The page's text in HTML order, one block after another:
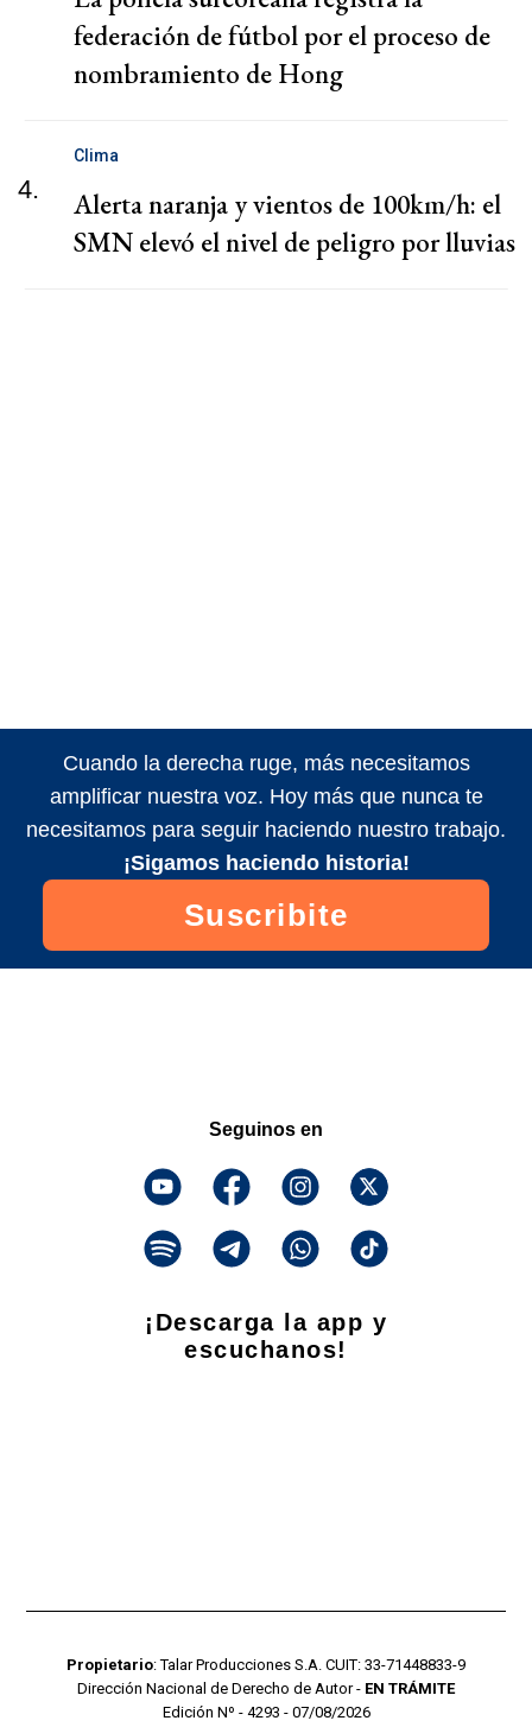
federación de fútbol por el proceso de
nombramiento de Hong
4.
Clima
Alerta naranja y vientos de 100km/h: el
SMN elevó el nivel de peligro por lluvias
Cuando la derecha ruge, más necesitamos
amplificar nuestra voz. Hoy más que nunca te
necesitamos para seguir haciendo nuestro trabajo.
¡Sigamos haciendo historia!
Suscribite
Seguinos en
¡Descarga la app y
escuchanos!
Propietario: Talar Producciones S.A. CUIT: 33-71448833-9
Dirección Nacional de Derecho de Autor - EN TRÁMITE
Edición Nº - 4293 - 07/08/2026